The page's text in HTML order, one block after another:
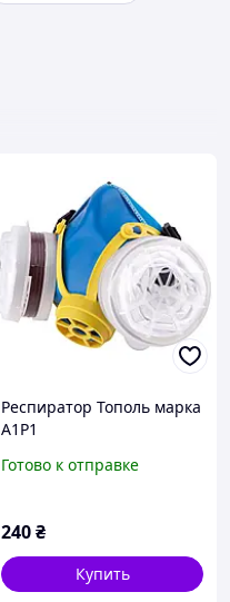
Респиратор Тополь марка
А1Р1
Готово к отправке
240₴
Купить